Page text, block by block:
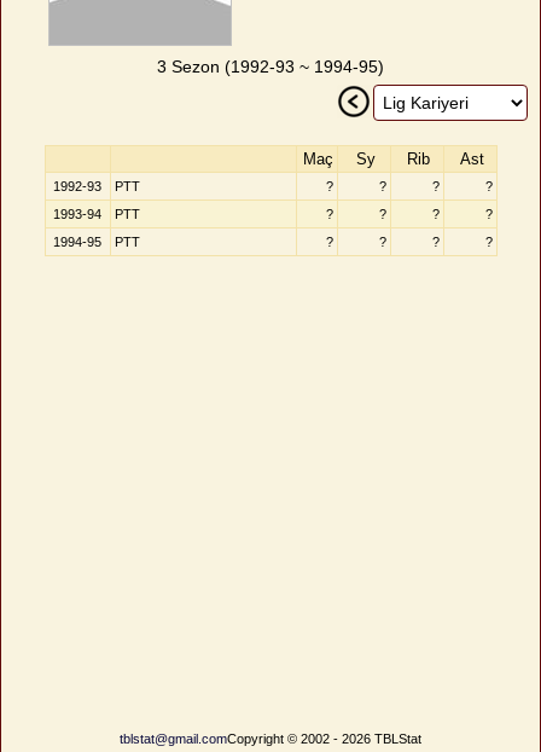
3 Sezon (1992-93 ~ 1994-95)
Maç Sy Rib Ast
1992-93 PTT ? ? ?
?
1993-94
PTT ? ? ?
?
1994-95
PTT ? ? ? ?
tblstat@gmail.comCopyright © 2002 - 2026 TBLStat